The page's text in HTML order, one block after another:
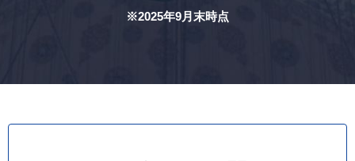
※2025年9月末時点